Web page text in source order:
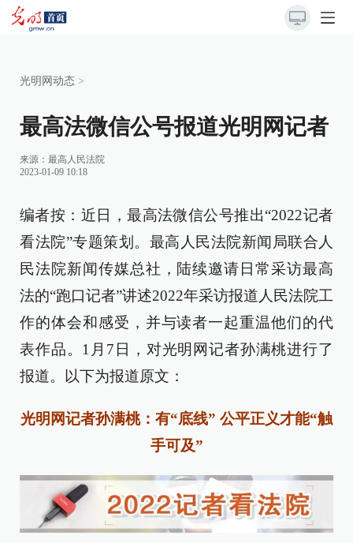
光明网动态 >
最高法微信公号报道光明网记者
来源： 最高人民法院
2023-01-09 10:18
编者按：近日，最高法微信公号推出“2022记者
看法院”专题策划。最高人民法院新闻局联合人
民法院新闻传媒总社，陆续邀请日常采访最高
法的“跑口记者”讲述2022年采访报道人民法院工
作的体会和感受，并与读者一起重温他们的代
表作品。1月7日，对光明网记者孙满桃进行了
报道。以下为报道原文：
光明网记者孙满桃：有“底线” 公平正义才能“触
手可及”